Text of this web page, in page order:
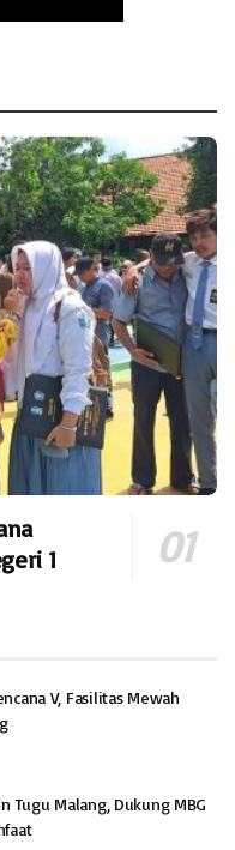
1
V, Fasilitas Mewah
Tugu Malang, Dukung MBG